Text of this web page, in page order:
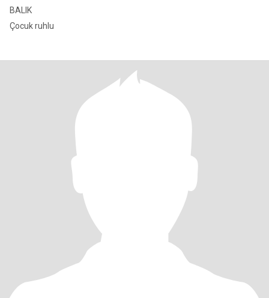
BALIK
Çocuk ruhlu